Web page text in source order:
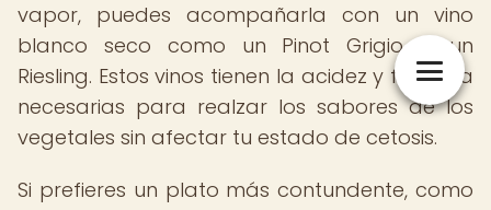
vapor, puedes acompañarla con un vino
blanco seco como un Pinot Grigio o un
Riesling. Estos vinos tienen la acidez y frescura
necesarias para realzar los sabores de los
vegetales sin afectar tu estado de cetosis.
Si prefieres un plato más contundente, como